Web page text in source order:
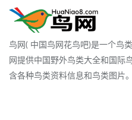
鸟网( 中国鸟网花鸟吧)是一个鸟
网提供中国野外鸟类大全和国际
含各种鸟类资料信息和鸟类图片。